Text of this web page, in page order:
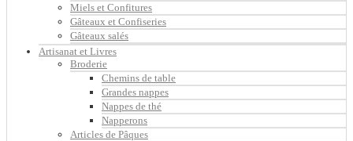
Miels et Confitures
Gâteaux et Confiseries
Gâteaux salés
Artisanat et Livres
Broderie
Chemins de table
Grandes nappes
Nappes de thé
Napperons
Articles de Pâques